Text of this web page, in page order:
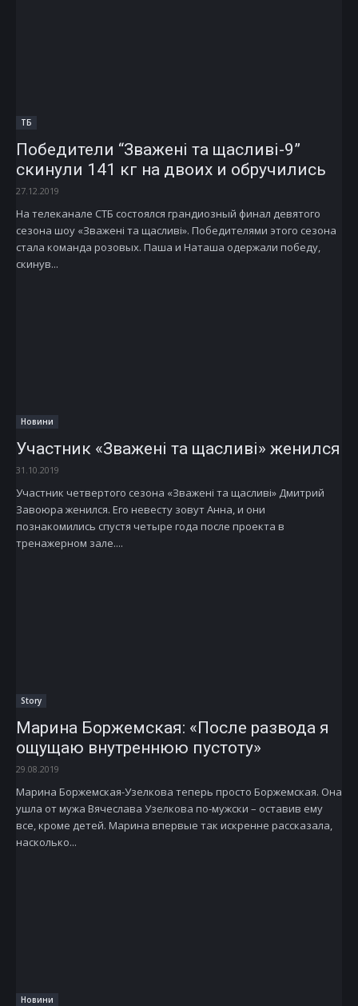
ТБ
Победители “Зважені та щасливі-9”
скинули 141 кг на двоих и обручились
27.12.2019
На телеканале СТБ состоялся грандиозный финал девятого
сезона шоу «Зважені та щасливі». Победителями этого сезона
стала команда розовых. Паша и Наташа одержали победу,
скинув...
Новини
Участник «Зважені та щасливі» женился
31.10.2019
Участник четвертого сезона «Зважені та щасливі» Дмитрий
Завоюра женился. Его невесту зовут Анна, и они
познакомились спустя четыре года после проекта в
тренажерном зале....
Story
Марина Боржемская: «После развода я
ощущаю внут­реннюю пустоту»
29.08.2019
Марина Боржемская­-Узелкова теперь просто Боржемская. Она
ушла от мужа Вячеслава Узелкова по-­мужски – оставив ему
все, кроме детей. Марина впервые так искренне рассказала,
насколько...
Новини